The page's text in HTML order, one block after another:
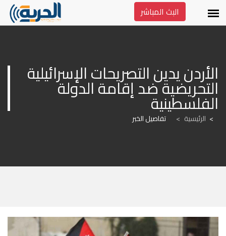
البث المباشر
التحريضية ضد إقامة الدولة
الفلسطينية
الرئيسية > تفاصيل الخبر